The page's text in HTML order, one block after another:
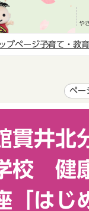
や
プページ子育て・教育
ペー
貫井
校 健
「はじ